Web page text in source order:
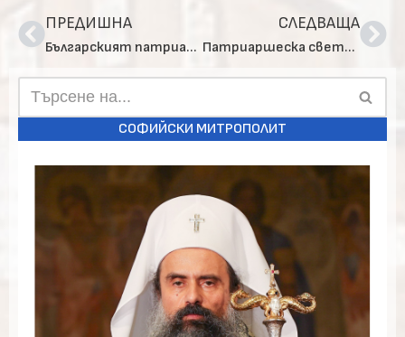
ПРЕДИШНА
Българският патриарх Даниил се срещна с кмета на столицата Васил Терзиев
СЛЕДВАЩА
Патриаршеска света Литургия в столичния храм „Свети пророк Илия“, кв. Княжево
СОФИЙСКИ МИТРОПОЛИТ